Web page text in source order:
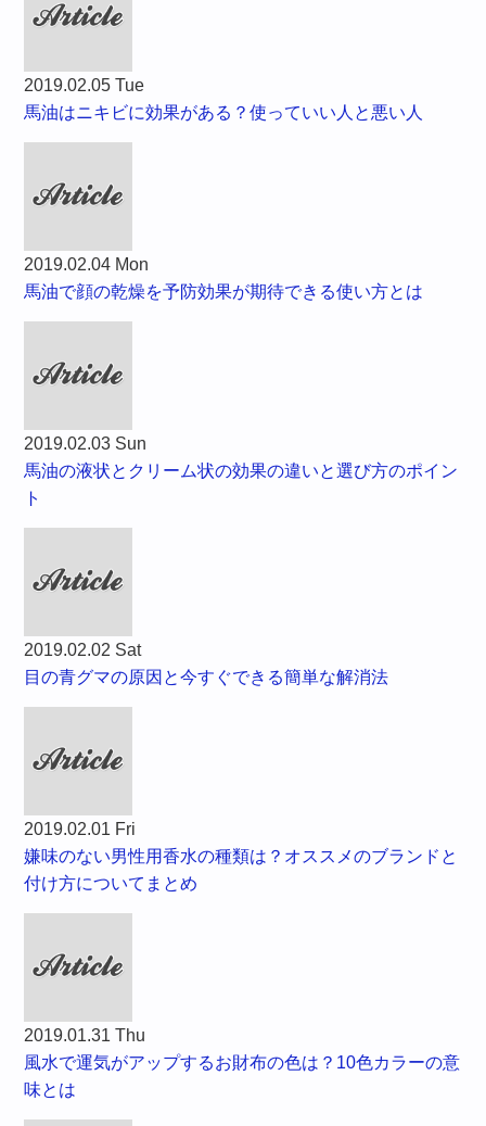
2019.02.05 Tue
馬油はニキビに効果がある？使っていい人と悪い人
2019.02.04 Mon
馬油で顔の乾燥を予防効果が期待できる使い方とは
2019.02.03 Sun
馬油の液状とクリーム状の効果の違いと選び方のポイン
ト
2019.02.02 Sat
目の青グマの原因と今すぐできる簡単な解消法
2019.02.01 Fri
嫌味のない男性用香水の種類は？オススメのブランドと
付け方についてまとめ
2019.01.31 Thu
風水で運気がアップするお財布の色は？10色カラーの意
味とは